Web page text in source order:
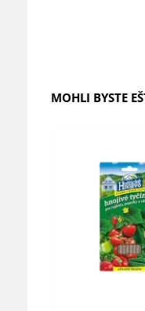
Trifolium
Frézia ružová -
cibuľoviny - 3
2,07 €
Gloxínia Mont
Sinningia -
MOHLI BYSTE